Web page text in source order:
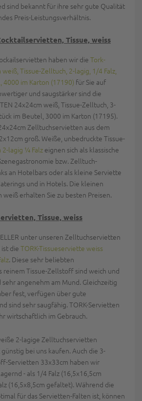
sind bekannt für ihre sehr gute Qualität
Preis-Leistungsverhältnis.
Tissue, weiss
haben wir die Tork-
Tissue-Zelltuch, 2-lagig, 1/4 Falz,
4000 im Karton (17190) für Sie auf
und saugstärker sind die
24x24cm weiß, Tissue-Zelltuch, 3-
im Beutel, 3000 im Karton (17195).
Zelltuchservietten aus dem
groß. Weiße, unbedruckte Tissue-
2-lagig ¼ Falz eignen sich als klassische
bzw. Zelltuch-
an Hotelbars oder als kleine Serviette
und in Hotels. Die kleinen
erhalten Sie zu besten Preisen.
Tissue, weiss
unter unseren Zelltuchservietten
die TORK-Tissueserviette weiss
. Diese sehr beliebten
reinem Tissue-Zellstoff sind weich und
angenehm am Mund. Gleichzeitig
fest, verfügen über gute
sind sehr saugfähig. TORK-Servietten
wirtschaftlich im Gebrauch.
2-lagige Zelltuchservietten
bei uns kaufen. Auch die 3-
Servietten 33x33cm haben wir
- als 1/4 Falz (16,5x16,5cm
(16,5x8,5cm gefaltet). Während die
für das Servietten-Falten ist, können